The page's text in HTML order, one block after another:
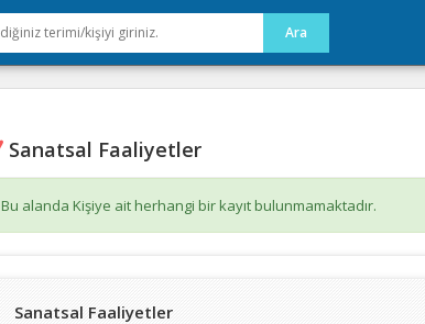
Sanatsal Faaliyetler
Bu alanda Kişiye ait herhangi bir kayıt bulunmamaktadır.
Sanatsal Faaliyetler